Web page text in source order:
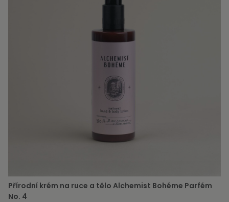
Přírodní krém na ruce a tělo Alchemist Bohéme Parfém
No. 4